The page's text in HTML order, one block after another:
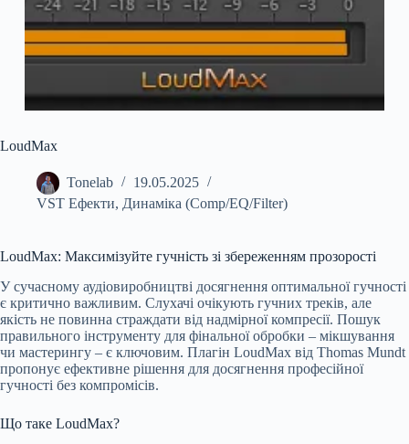
LoudMax
Tonelab
19.05.2025
VST Ефекти, Динаміка (Comp/EQ/Filter)
LoudMax: Максимізуйте гучність зі збереженням прозорості
У сучасному аудіовиробництві досягнення оптимальної гучності
є критично важливим. Слухачі очікують гучних треків, але
якість не повинна страждати від надмірної компресії. Пошук
правильного інструменту для фінальної обробки – мікшування
чи мастерингу – є ключовим. Плагін LoudMax від Thomas Mundt
пропонує ефективне рішення для досягнення професійної
гучності без компромісів.
Що таке LoudMax?